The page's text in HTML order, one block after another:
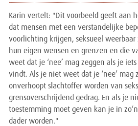
Karin vertelt: "Dit voorbeeld geeft aan
dat mensen met een verstandelijke
voorlichting krijgen, seksueel
hun eigen wensen en grenzen en die
weet dat je ‘nee’ mag zeggen als je
vindt. Als je niet weet dat je ‘nee’ mag
onverhoopt slachtoffer worden van
grensoverschrijdend gedrag. En als je
toestemming moet geven kan je in
dader worden."